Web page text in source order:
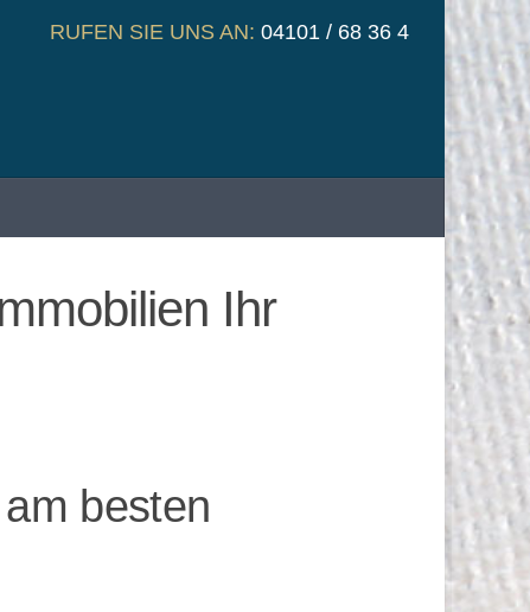
RUFEN SIE UNS AN: 04101 / 68 36 4
Ihr
besten